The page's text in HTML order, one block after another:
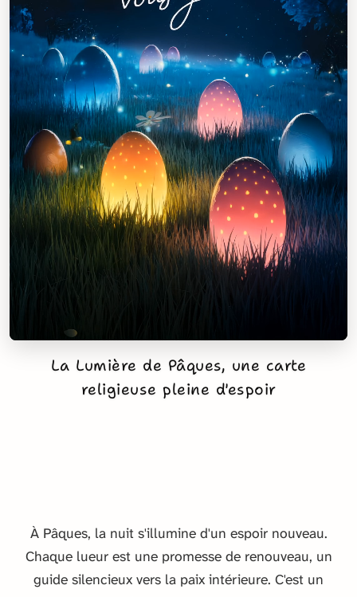
La Lumière de Pâques, une carte
religieuse pleine d'espoir
À Pâques, la nuit s'illumine d'un espoir nouveau.
Chaque lueur est une promesse de renouveau, un
guide silencieux vers la paix intérieure. C'est un